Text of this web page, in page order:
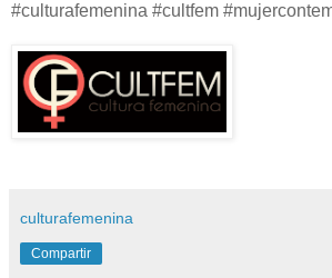
#culturafemenina #cultfem
culturafemenina
Compartir